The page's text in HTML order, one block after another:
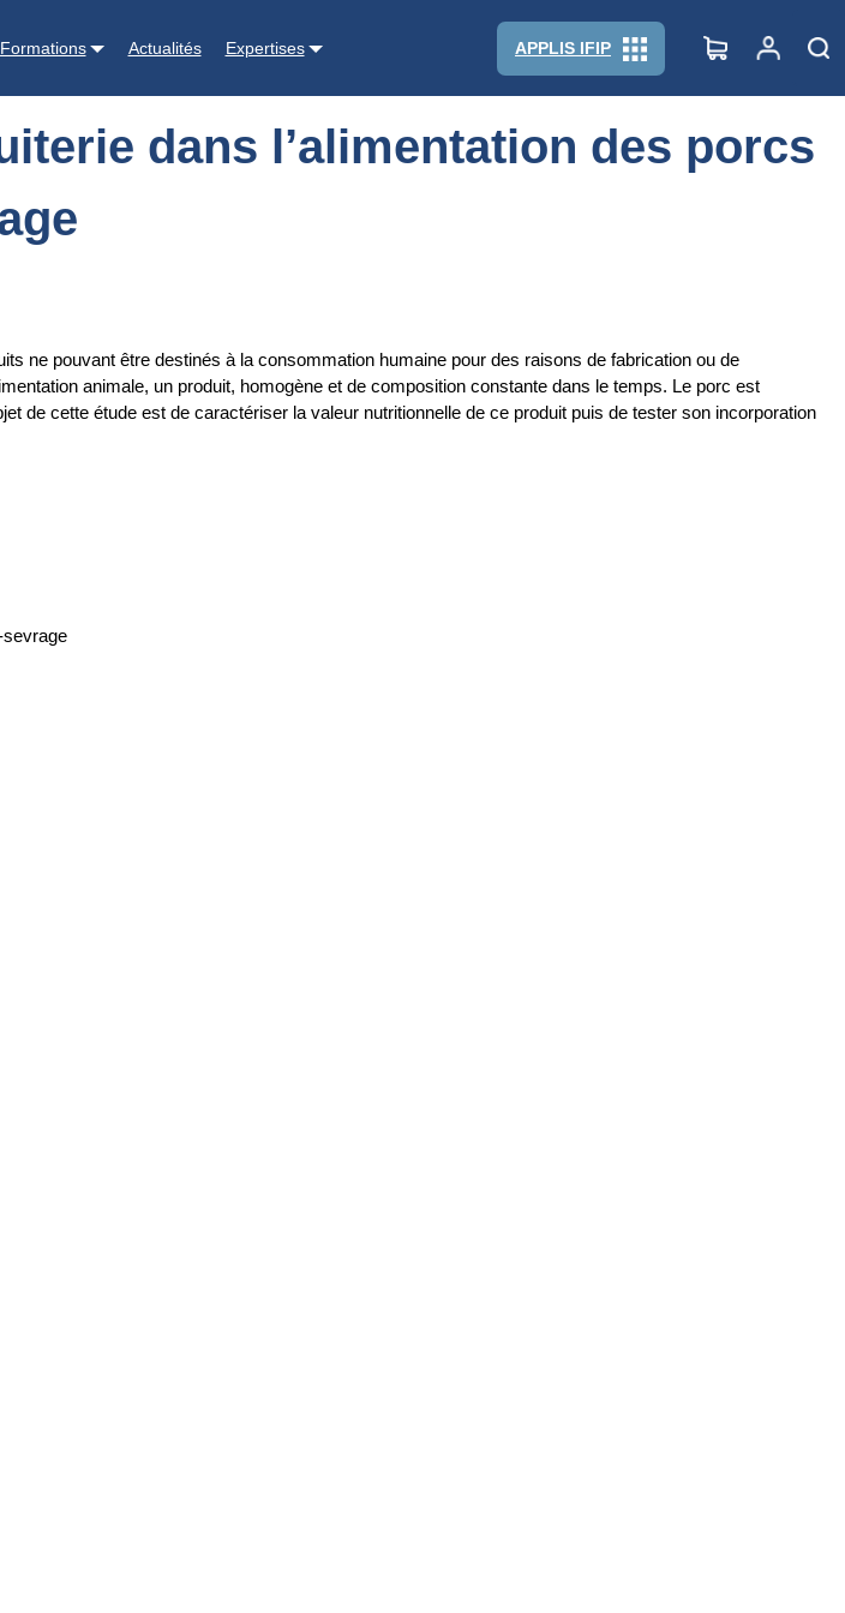
Formations Actualités Expertises APPLIS IFIP
dans l’alimentation des porcs
ne pouvant être destinés à la consommation humaine pour des raisons de fabrication ou de
animale, un produit, homogène et de composition constante dans le temps. Le porc est
de cette étude est de caractériser la valeur nutritionnelle de ce produit puis de tester son incorporation
sevrage